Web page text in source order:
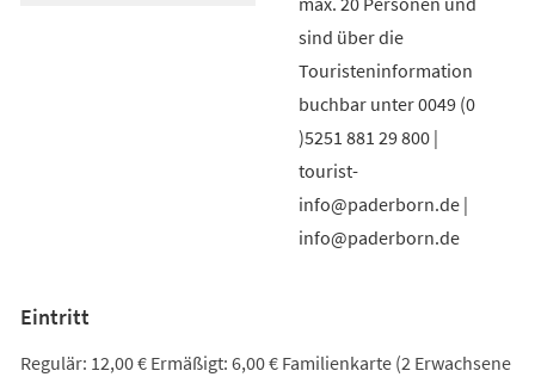
sind über die
Touristeninformation
buchbar unter 0049 (0
)5251 881 29 800 |
tourist-
info@paderborn.de |
info@paderborn.de
Eintritt
Regulär: 12,00 € Ermäßigt: 6,00 € Familienkarte (2 Erwachsene